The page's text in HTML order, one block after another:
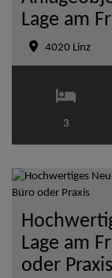
Lage am
4020 Linz
3
Lage am
oder Praxis